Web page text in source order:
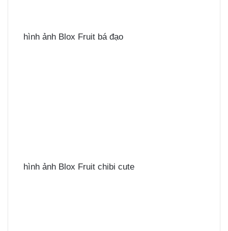
hình ảnh Blox Fruit bá đạo
hình ảnh Blox Fruit chibi cute